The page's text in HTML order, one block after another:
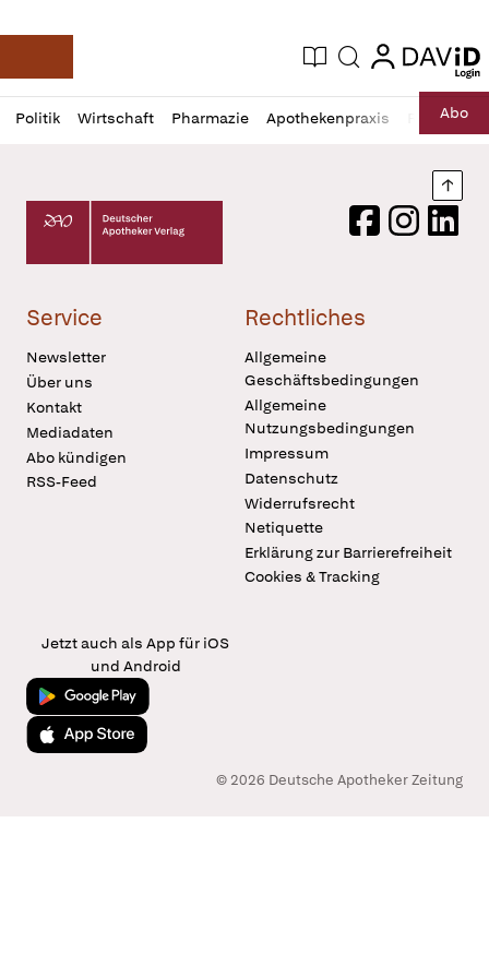
Deutsche Apotheker Zeitung
Aktuelle Ausgabe
Suche login
login
Politik Wirtschaft Pharmazie Apothekenpraxis RechtAbo
Profil
öffnen
Daz
Pur
Deutscher Apotheker Verlag Logo
FacebookInstagram
Service
Newsletter
Über uns
Kontakt
Mediadaten
Abo kündigen
RSS-Feed
Rechtliches
Allgemeine
Geschäftsbedingungen
Allgemeine
Nutzungsbedingungen
Impressum
Datenschutz
Widerrufsrecht
Netiquette
Erklärung zur Barrierefreiheit
Cookies & Tracking
Jetzt auch als App für iOS
und Android
Jetzt bei Google Play
Laden im App Store
© 2026 Deutsche Apotheker Zeitung